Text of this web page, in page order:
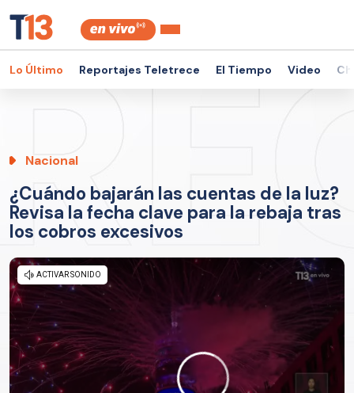
Lo Último Reportajes Teletrece El Tiempo Video
Nacional
¿Cuándo bajarán las cuentas de la luz?
Revisa la fecha clave para la rebaja tras
los cobros excesivos